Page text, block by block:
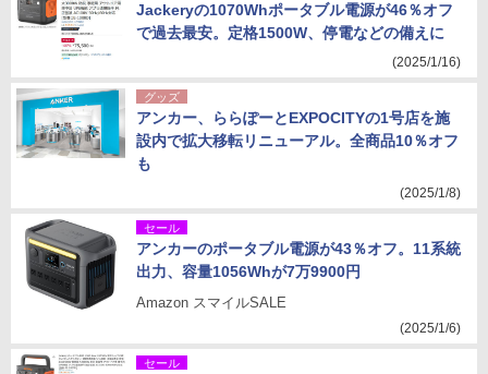
Jackeryの1070Whポータブル電源が46％オフ
で過去最安。定格1500W、停電などの備えに
(2025/1/16)
グッズ
アンカー、ららぽーとEXPOCITYの1号店を施
設内で拡大移転リニューアル。全商品10％オフ
も
(2025/1/8)
セール
アンカーのポータブル電源が43％オフ。11系統
出力、容量1056Whが7万9900円
Amazon スマイルSALE
(2025/1/6)
セール